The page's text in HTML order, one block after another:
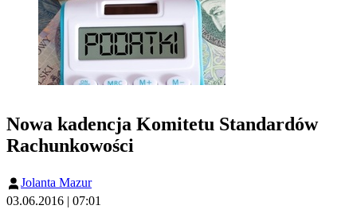
Nowa kadencja Komitetu Standardów
Rachunkowości
Jolanta Mazur
03.06.2016 | 07:01